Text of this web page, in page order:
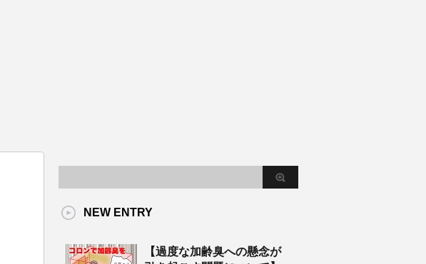
NEW ENTRY
【過度な加齢臭への懸念が